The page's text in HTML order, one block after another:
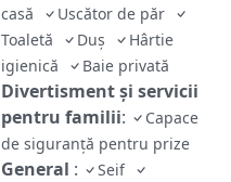
casă
Uscător de păr
Toaletă
Duş
Hârtie
igienică
Baie privată
Divertisment și servicii
pentru familii:
Capace
de siguranță pentru prize
General :
Seif